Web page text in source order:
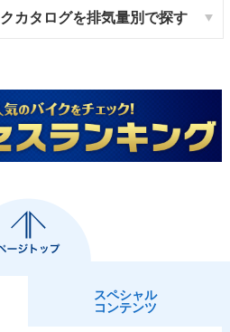
カタログを排気量別で探す
スペシャル
コンテンツ